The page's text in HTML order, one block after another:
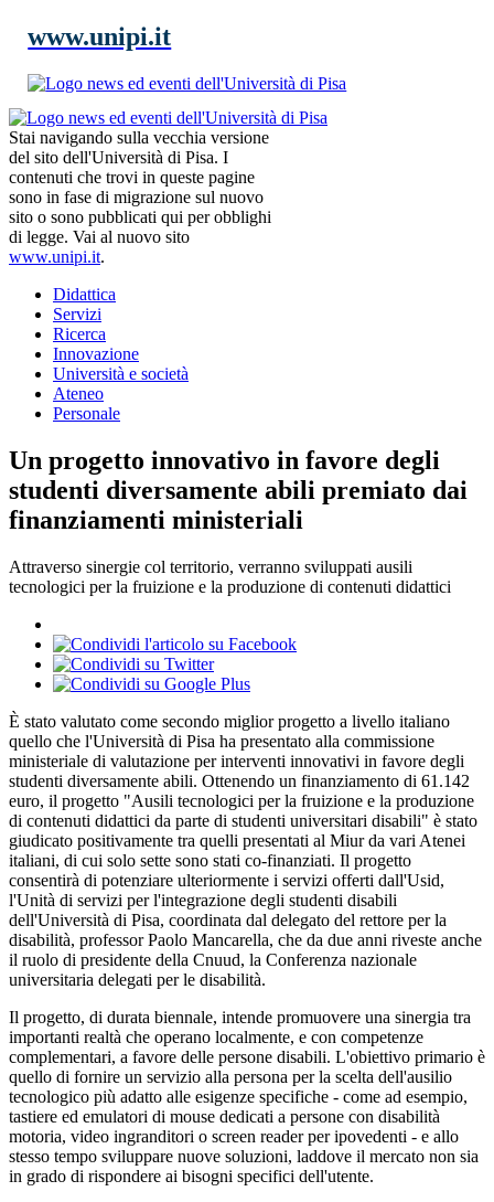
www.unipi.it
Stai navigando sulla vecchia versione
del sito dell'Università di Pisa. I
contenuti che trovi in queste pagine
sono in fase di migrazione sul nuovo
sito o sono pubblicati qui per obblighi
di legge. Vai al nuovo sito
www.unipi.it.
Didattica
Servizi
Ricerca
Innovazione
Università e società
Ateneo
Personale
Un progetto innovativo in favore degli
studenti diversamente abili premiato dai
finanziamenti ministeriali
Attraverso sinergie col territorio, verranno sviluppati ausili
tecnologici per la fruizione e la produzione di contenuti didattici
È stato valutato come secondo miglior progetto a livello italiano
quello che l'Università di Pisa ha presentato alla commissione
ministeriale di valutazione per interventi innovativi in favore degli
studenti diversamente abili. Ottenendo un finanziamento di 61.142
euro, il progetto "Ausili tecnologici per la fruizione e la produzione
di contenuti didattici da parte di studenti universitari disabili" è stato
giudicato positivamente tra quelli presentati al Miur da vari Atenei
italiani, di cui solo sette sono stati co-finanziati. Il progetto
consentirà di potenziare ulteriormente i servizi offerti dall'Usid,
l'Unità di servizi per l'integrazione degli studenti disabili
dell'Università di Pisa, coordinata dal delegato del rettore per la
disabilità, professor Paolo Mancarella, che da due anni riveste anche
il ruolo di presidente della Cnuud, la Conferenza nazionale
universitaria delegati per le disabilità.
Il progetto, di durata biennale, intende promuovere una sinergia tra
importanti realtà che operano localmente, e con competenze
complementari, a favore delle persone disabili. L'obiettivo primario è
quello di fornire un servizio alla persona per la scelta dell'ausilio
tecnologico più adatto alle esigenze specifiche - come ad esempio,
tastiere ed emulatori di mouse dedicati a persone con disabilità
motoria, video ingranditori o screen reader per ipovedenti - e allo
stesso tempo sviluppare nuove soluzioni, laddove il mercato non sia
in grado di rispondere ai bisogni specifici dell'utente.